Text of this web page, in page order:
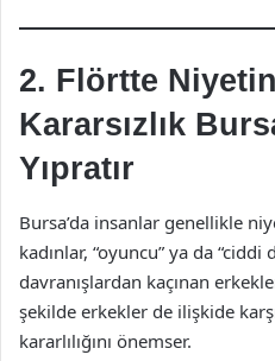
2. Flörtte
Kararsızlık
Yıpratır
Bursa’da insanlar genellikle
kadınlar, “oyuncu” ya da “ciddi
davranışlardan kaçınan
şekilde erkekler de ilişkide
kararlılığını önemser.